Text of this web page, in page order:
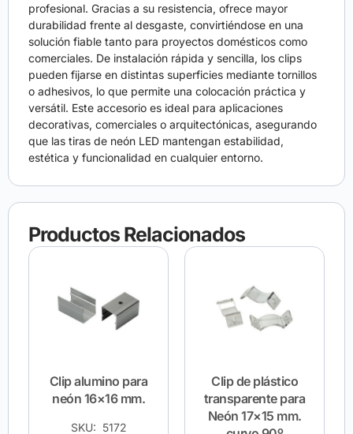
profesional. Gracias a su resistencia, ofrece mayor
durabilidad frente al desgaste, convirtiéndose en una
solución fiable tanto para proyectos domésticos como
comerciales. De instalación rápida y sencilla, los clips
pueden fijarse en distintas superficies mediante tornillos
o adhesivos, lo que permite una colocación práctica y
versátil. Este accesorio es ideal para aplicaciones
decorativas, comerciales o arquitectónicas, asegurando
que las tiras de neón LED mantengan estabilidad,
estética y funcionalidad en cualquier entorno.
Productos Relacionados
Clip alumino para
neón 16×16 mm.
SKU: 5172
Clip de plástico
transparente para
Neón 17×15 mm.